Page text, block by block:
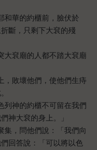
和華的約櫃前，臉伏於
斷，只剩下大袞的殘
大袞廟的人都不踏大袞廟
，敗壞他們，使他們生痔
列神的約櫃不可留在我們
神大袞的身上。」
集，問他們說：「我們向
回答說：「可以將以色